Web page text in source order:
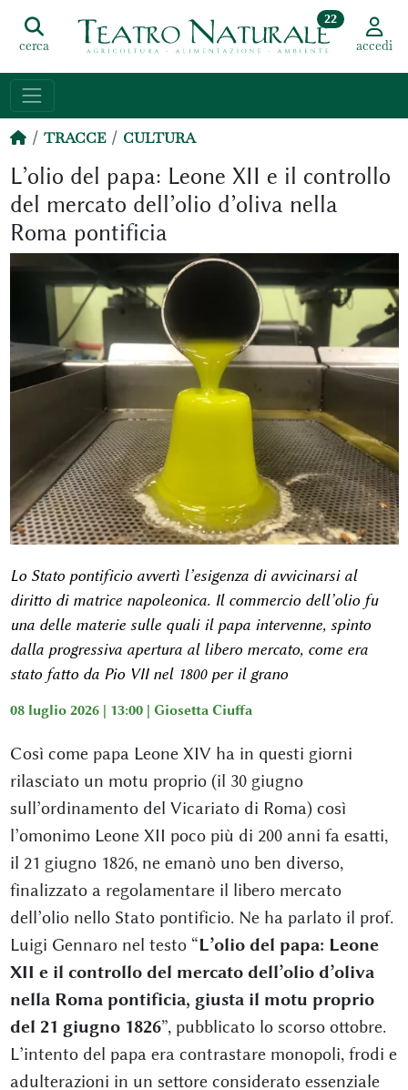
cerca
22
accedi
TRACCE CULTURA
L’olio del papa: Leone XII e il controllo
del mercato dell’olio d’oliva nella
Roma pontificia
Lo Stato pontificio avvertì l’esigenza di avvicinarsi al
diritto di matrice napoleonica. Il commercio dell’olio fu
una delle materie sulle quali il papa intervenne, spinto
dalla progressiva apertura al libero mercato, come era
stato fatto da Pio VII nel 1800 per il grano
08 luglio 2026 | 13:00 | Giosetta Ciuffa
Così come papa Leone XIV ha in questi giorni
rilasciato un motu proprio (il 30 giugno
sull’ordinamento del Vicariato di Roma) così
l’omonimo Leone XII poco più di 200 anni fa esatti,
il 21 giugno 1826, ne emanò uno ben diverso,
finalizzato a regolamentare il libero mercato
dell’olio nello Stato pontificio. Ne ha parlato il prof.
Luigi Gennaro nel testo “L’olio del papa: Leone
XII e il controllo del mercato dell’olio d’oliva
nella Roma pontificia, giusta il motu proprio
del 21 giugno 1826”, pubblicato lo scorso ottobre.
L’intento del papa era contrastare monopoli, frodi e
adulterazioni in un settore considerato essenziale